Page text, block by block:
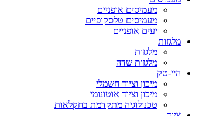
מעמיסים אופניים
מעמיסים טלסקופיים
יעים אופניים
מלגזות
מלגזות
מלגזות שדה
היי-טק
מיכון וציוד חשמלי
מיכון וציוד אוטונומי
טכנולוגיה מתקדמת בחקלאות